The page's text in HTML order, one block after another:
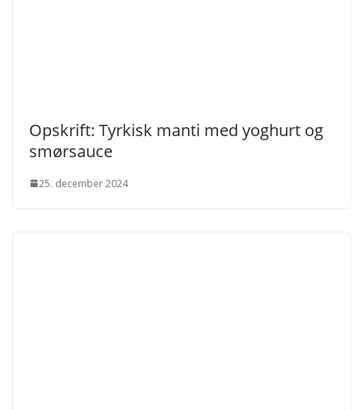
Opskrift: Tyrkisk manti med yoghurt og
smørsauce
25. december 2024